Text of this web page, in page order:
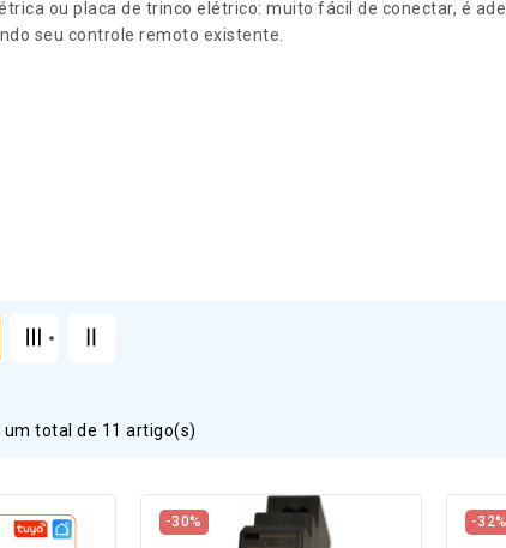
ou placa de trinco elétrico: muito fácil de conectar, é
seu controle remoto existente
um total de 11 artigo(s)
-30% -32%